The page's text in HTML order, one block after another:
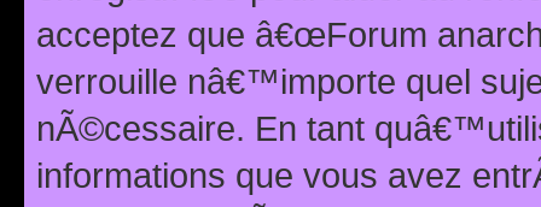
acceptez que â€œForum
verrouille nâ€™importe quel
nÃ©cessaire. En tant
informations que vous avez